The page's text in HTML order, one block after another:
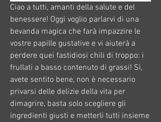
Ciao a tutti, amanti della salute e del
benessere! Oggi voglio parlarvi di una
bevanda magica che farà impazzire le
vostre papille gustative e vi aiuterà a
perdere quei fastidiosi chili di troppo: i
frullati a basso contenuto di grassi! Sì,
avete sentito bene, non è necessario
privarsi delle delizie della vita per
dimagrire, basta solo scegliere gli
ingredienti giusti e metterli tutti insieme